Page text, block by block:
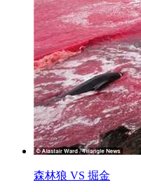
森林狼 VS 掘金